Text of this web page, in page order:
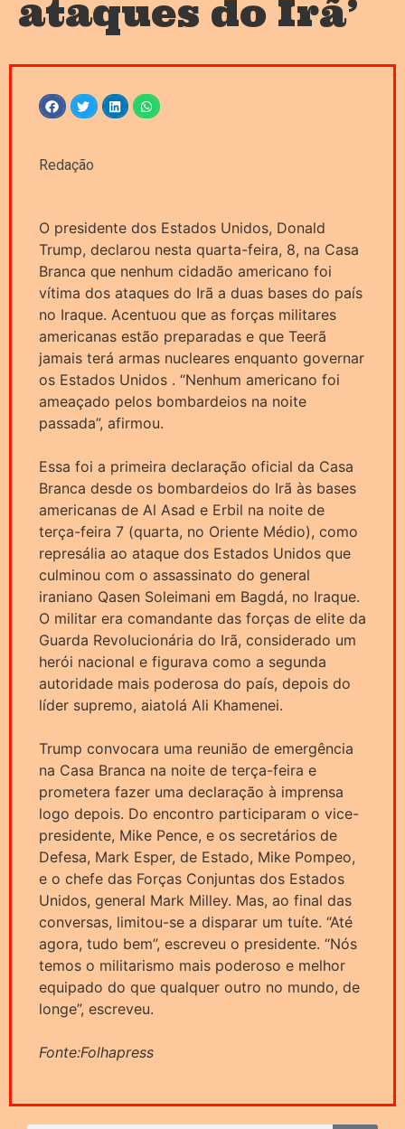
ataques do Irã’
Redação
O presidente dos Estados Unidos, Donald
Trump, declarou nesta quarta-feira, 8, na Casa
Branca que nenhum cidadão americano foi
vítima dos ataques do Irã a duas bases do país
no Iraque. Acentuou que as forças militares
americanas estão preparadas e que Teerã
jamais terá armas nucleares enquanto governar
os Estados Unidos . “Nenhum americano foi
ameaçado pelos bombardeios na noite
passada”, afirmou.
Essa foi a primeira declaração oficial da Casa
Branca desde os bombardeios do Irã às bases
americanas de Al Asad e Erbil na noite de
terça-feira 7 (quarta, no Oriente Médio), como
represália ao ataque dos Estados Unidos que
culminou com o assassinato do general
iraniano Qasen Soleimani em Bagdá, no Iraque.
O militar era comandante das forças de elite da
Guarda Revolucionária do Irã, considerado um
herói nacional e figurava como a segunda
autoridade mais poderosa do país, depois do
líder supremo, aiatolá Ali Khamenei.
Trump convocara uma reunião de emergência
na Casa Branca na noite de terça-feira e
prometera fazer uma declaração à imprensa
logo depois. Do encontro participaram o vice-
presidente, Mike Pence, e os secretários de
Defesa, Mark Esper, de Estado, Mike Pompeo,
e o chefe das Forças Conjuntas dos Estados
Unidos, general Mark Milley. Mas, ao final das
conversas, limitou-se a disparar um tuíte. “Até
agora, tudo bem”, escreveu o presidente. “Nós
temos o militarismo mais poderoso e melhor
equipado do que qualquer outro no mundo, de
longe”, escreveu.
Fonte:Folhapress